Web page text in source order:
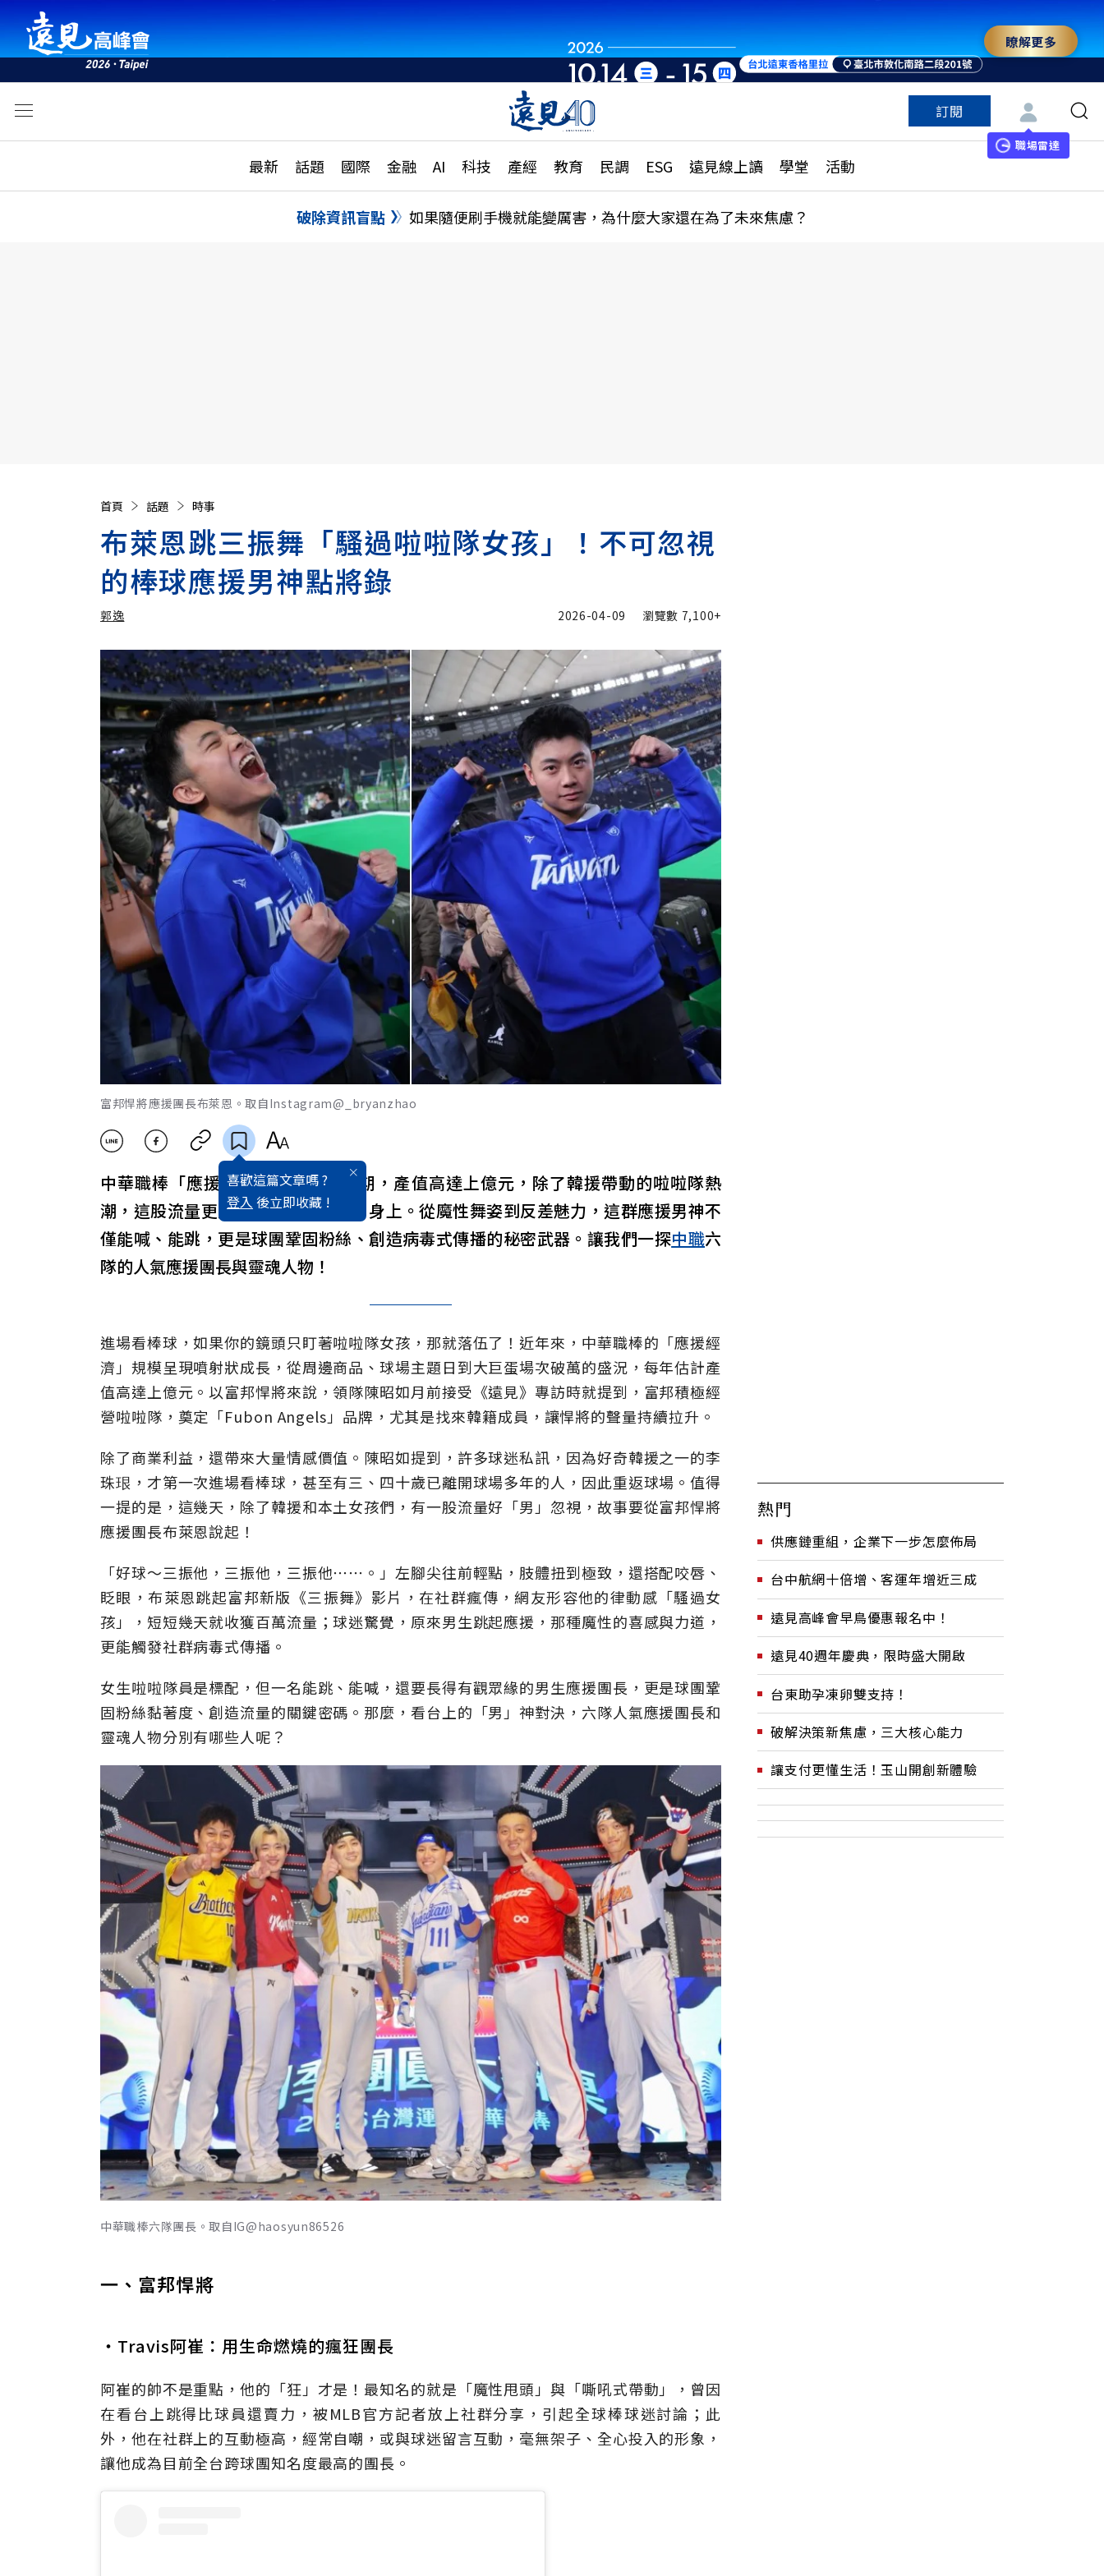
瞭解更多
訂閱
職場雷達
最新 話題 國際 金融 AI 科技 產經 教育 民調 ESG 遠見線上讀 學堂 活動
活動
話題
國際
特輯
大學升學、職涯攻略
縣市施政調查全解析
更多訂閱方案
特色頻道
破除資訊盲點 如果隨便刷手機就能變厲害，為什麼大家還在為了未來焦慮？
首頁 話題 時事
布萊恩跳三振舞「騷過啦啦隊女孩」！不可忽視
的棒球應援男神點將錄
郭逸
郭逸 加入追蹤
2026-04-09 瀏覽數 7,100+
富邦悍將應援團長布萊恩。取自Instagram@_bryanzhao
喜歡這篇文章嗎 ?
登入 後立即收藏 !
中華職棒「應援 經濟」正迎來爆發期，產值高達上億元，除了韓援帶動的啦啦隊熱
潮，這股流量更延燒到「男神團長」身上。從魔性舞姿到反差魅力，這群應援男神不
僅能喊、能跳，更是球團鞏固粉絲、創造病毒式傳播的秘密武器。讓我們一探中職六
隊的人氣應援團長與靈魂人物！
進場看棒球，如果你的鏡頭只盯著啦啦隊女孩，那就落伍了！近年來，中華職棒的「應援經
濟」規模呈現噴射狀成長，從周邊商品、球場主題日到大巨蛋場次破萬的盛況，每年估計產
值高達上億元。以富邦悍將來說，領隊陳昭如月前接受《遠見》專訪時就提到，富邦積極經
營啦啦隊，奠定「Fubon Angels」品牌，尤其是找來韓籍成員，讓悍將的聲量持續拉升。
除了商業利益，還帶來大量情感價值。陳昭如提到，許多球迷私訊，因為好奇韓援之一的李
珠珢，才第一次進場看棒球，甚至有三、四十歲已離開球場多年的人，因此重返球場。值得
一提的是，這幾天，除了韓援和本土女孩們，有一股流量好「男」忽視，故事要從富邦悍將
應援團長布萊恩說起！
「好球～三振他，三振他，三振他⋯⋯。」左腳尖往前輕點，肢體扭到極致，還搭配咬唇、
眨眼，布萊恩跳起富邦新版《三振舞》影片，在社群瘋傳，網友形容他的律動感「騷過女
孩」，短短幾天就收獲百萬流量；球迷驚覺，原來男生跳起應援，那種魔性的喜感與力道，
更能觸發社群病毒式傳播。
女生啦啦隊員是標配，但一名能跳、能喊，還要長得有觀眾緣的男生應援團長，更是球團鞏
固粉絲黏著度、創造流量的關鍵密碼。那麼，看台上的「男」神對決，六隊人氣應援團長和
靈魂人物分別有哪些人呢？
中華職棒六隊團長。取自IG@haosyun86526
一、富邦悍將
・Travis阿崔：用生命燃燒的瘋狂團長
阿崔的帥不是重點，他的「狂」才是！最知名的就是「魔性甩頭」與「嘶吼式帶動」，曾因
在看台上跳得比球員還賣力，被MLB官方記者放上社群分享，引起全球棒球迷討論；此
外，他在社群上的互動極高，經常自嘲，或與球迷留言互動，毫無架子、全心投入的形象，
讓他成為目前全台跨球團知名度最高的團長。
熱門
供應鏈重組，企業下一步怎麼佈局
台中航網十倍增、客運年增近三成
遠見高峰會早鳥優惠報名中！
遠見40週年慶典，限時盛大開啟
台東助孕凍卵雙支持！
破解決策新焦慮，三大核心能力
讓支付更懂生活！玉山開創新體驗